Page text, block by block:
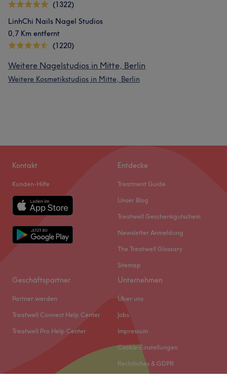
(1322)
LinhChi Nails Nagel Studios
0,7 Km entfernt
(1220)
Weitere Nagelstudios in Mitte, Berlin
Weitere Kosmetikstudios in Mitte, Berlin
Kontakt
Kunden-Hilfe
Entdecke
Treatment Guide
Unser Blog
Treatwell Geschenkgutschein
Newsletter Anmeldung
The Treatwell Glossary
Sitemap
Geschäftspartner
Partner werden
Treatwell Connect Help Center
Treatwell Pro Help Center
Unternehmen
Über uns
Jobs
Impressum
Cookie-Einstellungen
Rechtliches & GDPR